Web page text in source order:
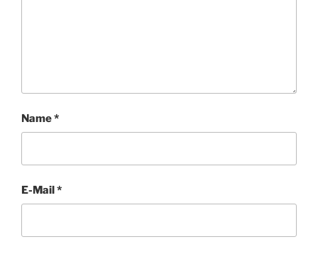
Name*
E-Mail*